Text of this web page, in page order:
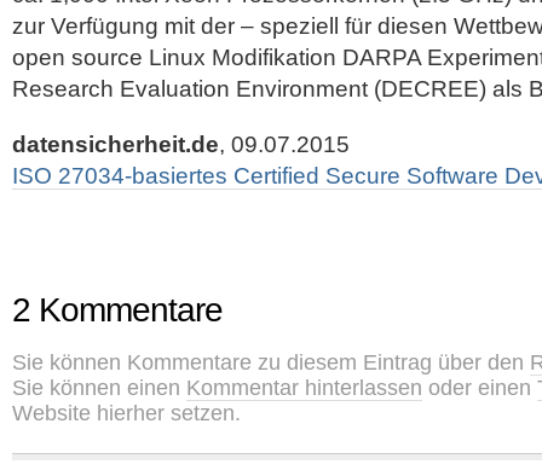
zur Verfügung mit der – speziell für diesen
open source Linux Modifikation DARPA
Research Evaluation Environment (DECREE) als
datensicherheit.de, 09.07.2015
ISO 27034-basiertes Certified Secure Software
2 Kommentare
Sie können Kommentare zu diesem Eintrag über den
Sie können einen Kommentar hinterlassen oder einen
Website hierher setzen.